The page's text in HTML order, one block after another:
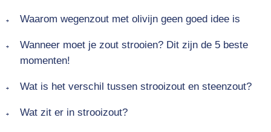
Waarom wegenzout met olivijn geen goed idee is
Wanneer moet je zout strooien? Dit zijn de 5 beste
momenten!
Wat is het verschil tussen strooizout en steenzout?
Wat zit er in strooizout?